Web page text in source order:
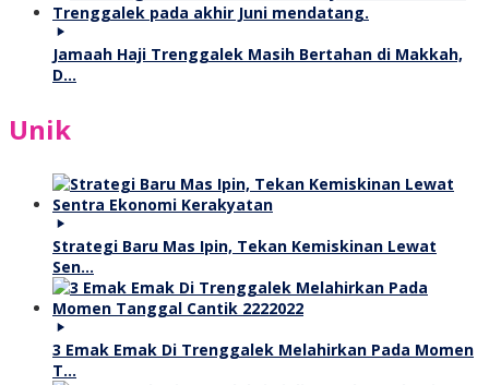
Jamaah Haji Trenggalek Masih Bertahan di Makkah,
D…
Unik
Strategi Baru Mas Ipin, Tekan Kemiskinan Lewat
Sen…
3 Emak Emak Di Trenggalek Melahirkan Pada Momen
T…